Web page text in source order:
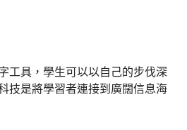
工具，學生可以以自己的步伐深
技是將學習者連接到廣闊信息海